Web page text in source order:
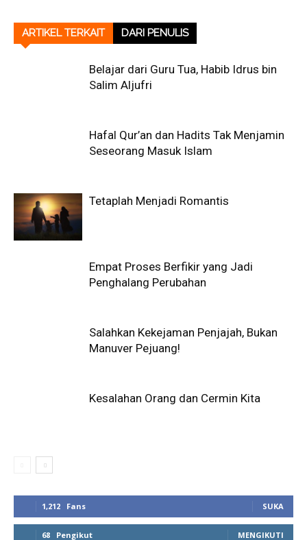
ARTIKEL TERKAIT DARI PENULIS
Belajar dari Guru Tua, Habib Idrus bin
Salim Aljufri
Hafal Qur’an dan Hadits Tak Menjamin
Seseorang Masuk Islam
Tetaplah Menjadi Romantis
Empat Proses Berfikir yang Jadi
Penghalang Perubahan
Salahkan Kekejaman Penjajah, Bukan
Manuver Pejuang!
Kesalahan Orang dan Cermin Kita
1,212 Fans SUKA
68 Pengikut MENGIKUTI